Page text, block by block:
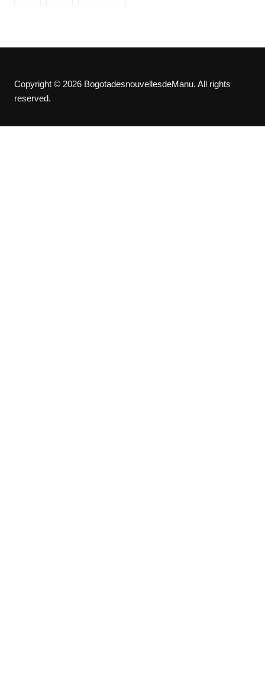
Copyright © 2026 BogotadesnouvellesdeManu. All rights
reserved.